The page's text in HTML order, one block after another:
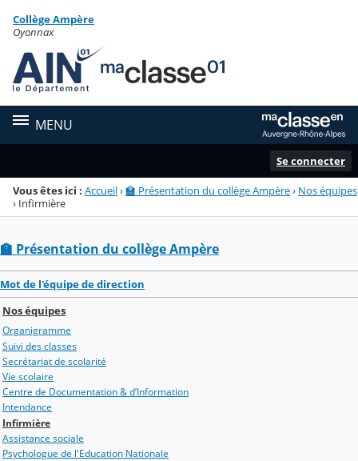
Menu de la rubrique
Contenu
Collège Ampère
Oyonnax
MENU
Se connecter
Vous êtes ici : Accueil›🏫 Présentation du collège Ampère› Nos équipes
› Infirmière
🏫 Présentation du collège Ampère
Mot de l'équipe de direction
Nos équipes
Organigramme
Suivi des classes
Secrétariat de scolarité
Vie scolaire
Centre de Documentation & d’Information
Intendance
Infirmière
Assistance sociale
Psychologue de l'Education Nationale